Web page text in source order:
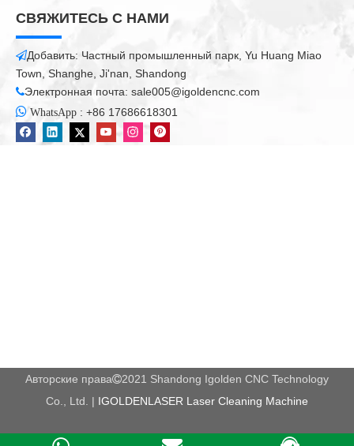
СВЯЖИТЕСЬ С НАМИ
Добавить: Частный промышленный парк, Yu Huang Miao
Town, Shanghe, Ji'nan, Shandong
Электронная почта: sale005@igoldencnc.com
 WhatsApp : +86 17686618301
Авторские права2021 Shandong Igolden CNC Technology
Co., Ltd. | IGOLDENLASER Laser Cleaning Machine